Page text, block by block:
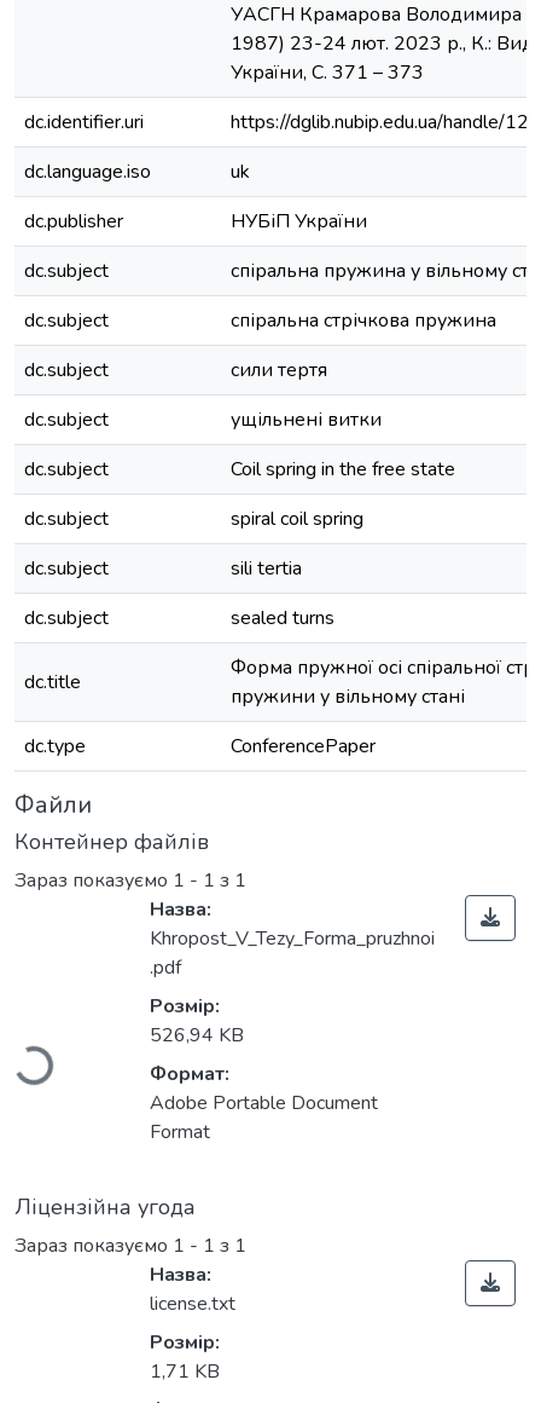
УАСГН Крамарова Володимира
1987) 23-24 лют. 2023 р., К.:
України, С. 371 – 373
dc.identifier.uri
https://dglib.nubip.edu.ua/handle/
dc.language.iso
uk
dc.publisher
НУБіП України
dc.subject
спіральна пружина у вільному
dc.subject
спіральна стрічкова пружина
dc.subject
сили тертя
dc.subject
ущільнені витки
dc.subject
Coil spring in the free state
dc.subject
spiral coil spring
dc.subject
sili tertia
dc.subject
sealed turns
dc.title
Форма пружної осі спіральної
пружини у вільному стані
dc.type
ConferencePaper
Файли
Контейнер файлів
Зараз показуємо 1 - 1 з 1
Вантажиться...
Назва:
Khropost_V_Tezy_Forma_pruzhnoi
.pdf
Розмір:
526,94 KB
Формат:
Adobe Portable Document
Format
Ліцензійна угода
Зараз показуємо 1 - 1 з 1
Назва:
license.txt
Розмір:
1,71 KB